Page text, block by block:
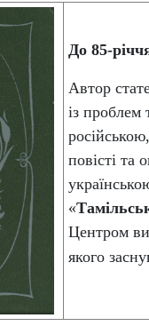
До 85-
Автор
із проблем
повісті та
«
Центром
якого